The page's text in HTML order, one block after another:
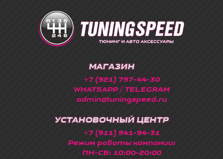
МАГАЗИН
+7 (921) 797-44-30
WHATSAPP / TELEGRAM
admin@tuningspeed.ru
УСТАНОВОЧНЫЙ ЦЕНТР
+7 (911) 941-94-31
Режим работы компании:
ПН-СБ: 10:00-20:00